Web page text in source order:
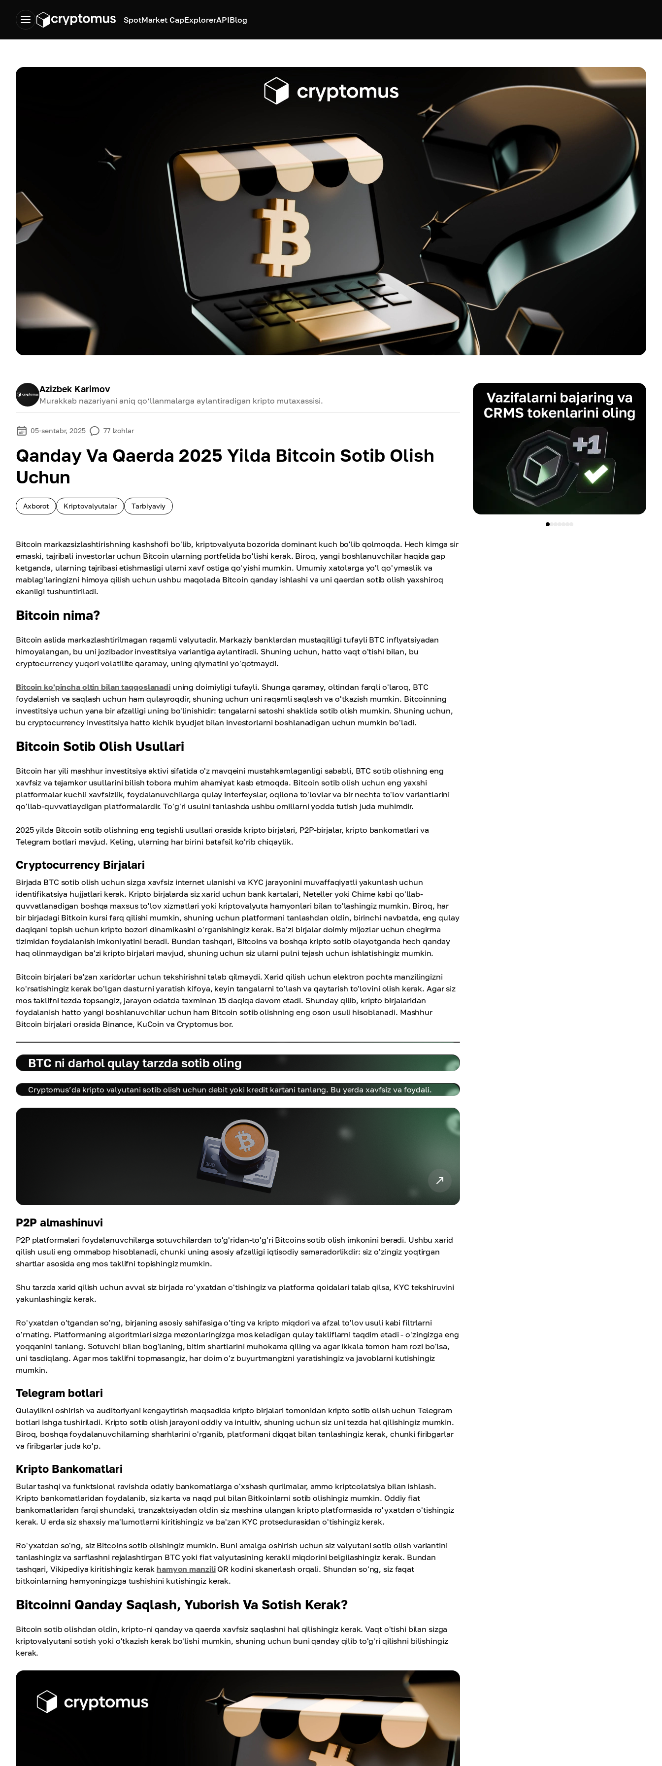
SpotMarket CapExplorerAPIBlog
Azizbek Karimov
Murakkab nazariyani aniq qo‘llanmalarga aylantiradigan kripto mutaxassisi.
05-sentabr, 2025 77 Izohlar
Qanday Va Qaerda 2025 Yilda Bitcoin Sotib Olish
Uchun
Axborot Kriptovalyutalar Tarbiyaviy
Bitcoin markazsizlashtirishning kashshofi bo'lib, kriptovalyuta bozorida dominant kuch bo'lib qolmoqda. Hech kimga sir
emaski, tajribali investorlar uchun Bitcoin ularning portfelida bo'lishi kerak. Biroq, yangi boshlanuvchilar haqida gap
ketganda, ularning tajribasi etishmasligi ularni xavf ostiga qo'yishi mumkin. Umumiy xatolarga yo'l qo'ymaslik va
mablag'laringizni himoya qilish uchun ushbu maqolada Bitcoin qanday ishlashi va uni qaerdan sotib olish yaxshiroq
ekanligi tushuntiriladi.
Bitcoin nima?
Bitcoin aslida markazlashtirilmagan raqamli valyutadir. Markaziy banklardan mustaqilligi tufayli BTC inflyatsiyadan
himoyalangan, bu uni jozibador investitsiya variantiga aylantiradi. Shuning uchun, hatto vaqt o'tishi bilan, bu
cryptocurrency yuqori volatilite qaramay, uning qiymatini yo'qotmaydi.
Bitcoin ko'pincha oltin bilan taqqoslanadiuning doimiyligi tufayli. Shunga qaramay, oltindan farqli o'laroq, BTC
foydalanish va saqlash uchun ham qulayroqdir, shuning uchun uni raqamli saqlash va o'tkazish mumkin. Bitcoinning
investitsiya uchun yana bir afzalligi uning bo'linishidir: tangalarni satoshi shaklida sotib olish mumkin. Shuning uchun,
bu cryptocurrency investitsiya hatto kichik byudjet bilan investorlarni boshlanadigan uchun mumkin bo'ladi.
Bitcoin Sotib Olish Usullari
Bitcoin har yili mashhur investitsiya aktivi sifatida o'z mavqeini mustahkamlaganligi sababli, BTC sotib olishning eng
xavfsiz va tejamkor usullarini bilish tobora muhim ahamiyat kasb etmoqda. Bitcoin sotib olish uchun eng yaxshi
platformalar kuchli xavfsizlik, foydalanuvchilarga qulay interfeyslar, oqilona to'lovlar va bir nechta to'lov variantlarini
qo'llab-quvvatlaydigan platformalardir. To'g'ri usulni tanlashda ushbu omillarni yodda tutish juda muhimdir.
2025 yilda Bitcoin sotib olishning eng tegishli usullari orasida kripto birjalari, P2P-birjalar, kripto bankomatlari va
Telegram botlari mavjud. Keling, ularning har birini batafsil ko'rib chiqaylik.
Cryptocurrency Birjalari
Birjada BTC sotib olish uchun sizga xavfsiz internet ulanishi va KYC jarayonini muvaffaqiyatli yakunlash uchun
identifikatsiya hujjatlari kerak. Kripto birjalarda siz xarid uchun bank kartalari, Neteller yoki Chime kabi qo'llab-
quvvatlanadigan boshqa maxsus to'lov xizmatlari yoki kriptovalyuta hamyonlari bilan to'lashingiz mumkin. Biroq, har
bir birjadagi Bitkoin kursi farq qilishi mumkin, shuning uchun platformani tanlashdan oldin, birinchi navbatda, eng qulay
daqiqani topish uchun kripto bozori dinamikasini o'rganishingiz kerak. Ba'zi birjalar doimiy mijozlar uchun chegirma
tizimidan foydalanish imkoniyatini beradi. Bundan tashqari, Bitcoins va boshqa kripto sotib olayotganda hech qanday
haq olinmaydigan ba'zi kripto birjalari mavjud, shuning uchun siz ularni pulni tejash uchun ishlatishingiz mumkin.
Bitcoin birjalari ba'zan xaridorlar uchun tekshirishni talab qilmaydi. Xarid qilish uchun elektron pochta manzilingizni
ko'rsatishingiz kerak bo'lgan dasturni yaratish kifoya, keyin tangalarni to'lash va qaytarish to'lovini olish kerak. Agar siz
mos taklifni tezda topsangiz, jarayon odatda taxminan 15 daqiqa davom etadi. Shunday qilib, kripto birjalaridan
foydalanish hatto yangi boshlanuvchilar uchun ham Bitcoin sotib olishning eng oson usuli hisoblanadi. Mashhur
Bitcoin birjalari orasida Binance, KuCoin va Cryptomus bor.
BTC ni darhol qulay tarzda sotib oling
Cryptomus’da kripto valyutani sotib olish uchun debit yoki kredit kartani tanlang. Bu yerda xavfsiz va foydali.
P2P almashinuvi
P2P platformalari foydalanuvchilarga sotuvchilardan to'g'ridan-to'g'ri Bitcoins sotib olish imkonini beradi. Ushbu xarid
qilish usuli eng ommabop hisoblanadi, chunki uning asosiy afzalligi iqtisodiy samaradorlikdir: siz o'zingiz yoqtirgan
shartlar asosida eng mos taklifni topishingiz mumkin.
Shu tarzda xarid qilish uchun avval siz birjada ro'yxatdan o'tishingiz va platforma qoidalari talab qilsa, KYC tekshiruvini
yakunlashingiz kerak.
Ro'yxatdan o'tgandan so'ng, birjaning asosiy sahifasiga o'ting va kripto miqdori va afzal to'lov usuli kabi filtrlarni
o'rnating. Platformaning algoritmlari sizga mezonlaringizga mos keladigan qulay takliflarni taqdim etadi - o'zingizga eng
yoqqanini tanlang. Sotuvchi bilan bog'laning, bitim shartlarini muhokama qiling va agar ikkala tomon ham rozi bo'lsa,
uni tasdiqlang. Agar mos taklifni topmasangiz, har doim o'z buyurtmangizni yaratishingiz va javoblarni kutishingiz
mumkin.
Telegram botlari
Qulaylikni oshirish va auditoriyani kengaytirish maqsadida kripto birjalari tomonidan kripto sotib olish uchun Telegram
botlari ishga tushiriladi. Kripto sotib olish jarayoni oddiy va intuitiv, shuning uchun siz uni tezda hal qilishingiz mumkin.
Biroq, boshqa foydalanuvchilarning sharhlarini o'rganib, platformani diqqat bilan tanlashingiz kerak, chunki firibgarlar
va firibgarlar juda ko'p.
Kripto Bankomatlari
Bular tashqi va funktsional ravishda odatiy bankomatlarga o'xshash qurilmalar, ammo kriptcolatsiya bilan ishlash.
Kripto bankomatlaridan foydalanib, siz karta va naqd pul bilan Bitkoinlarni sotib olishingiz mumkin. Oddiy fiat
bankomatlaridan farqi shundaki, tranzaktsiyadan oldin siz mashina ulangan kripto platformasida ro'yxatdan o'tishingiz
kerak. U erda siz shaxsiy ma'lumotlarni kiritishingiz va ba'zan KYC protsedurasidan o'tishingiz kerak.
Ro'yxatdan so'ng, siz Bitcoins sotib olishingiz mumkin. Buni amalga oshirish uchun siz valyutani sotib olish variantini
tanlashingiz va sarflashni rejalashtirgan BTC yoki fiat valyutasining kerakli miqdorini belgilashingiz kerak. Bundan
tashqari, Vikipediya kiritishingiz kerakhamyon manziliQR kodini skanerlash orqali. Shundan so'ng, siz faqat
bitkoinlarning hamyoningizga tushishini kutishingiz kerak.
Bitcoinni Qanday Saqlash, Yuborish Va Sotish Kerak?
Bitcoin sotib olishdan oldin, kripto-ni qanday va qaerda xavfsiz saqlashni hal qilishingiz kerak. Vaqt o'tishi bilan sizga
kriptovalyutani sotish yoki o'tkazish kerak bo'lishi mumkin, shuning uchun buni qanday qilib to'g'ri qilishni bilishingiz
kerak.